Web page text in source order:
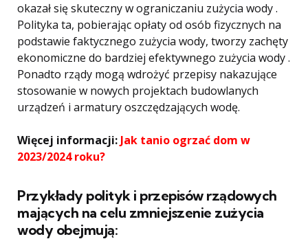
okazał się skuteczny w ograniczaniu zużycia wody .
Polityka ta, pobierając opłaty od osób fizycznych na
podstawie faktycznego zużycia wody, tworzy zachęty
ekonomiczne do bardziej efektywnego zużycia wody .
Ponadto rządy mogą wdrożyć przepisy nakazujące
stosowanie w nowych projektach budowlanych
urządzeń i armatury oszczędzających wodę.
Więcej informacji: Jak tanio ogrzać dom w
2023/2024 roku?
Przykłady polityk i przepisów rządowych
mających na celu zmniejszenie zużycia
wody obejmują: